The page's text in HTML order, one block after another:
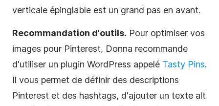
verticale épinglable est un grand pas en avant.
Recommandation d'outils. Pour optimiser vos
images pour Pinterest, Donna recommande
d'utiliser un plugin WordPress appelé Tasty Pins.
Il vous permet de définir des descriptions
Pinterest et des hashtags, d'ajouter un texte alt